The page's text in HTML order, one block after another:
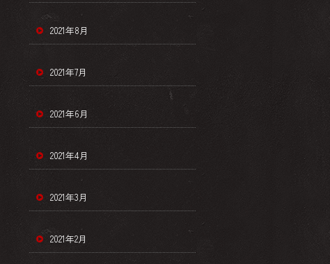
2021年8月
2021年7月
2021年6月
2021年4月
2021年3月
2021年2月